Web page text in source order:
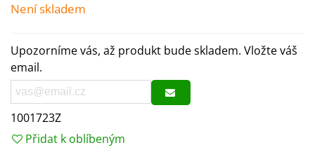
Není skladem
Upozorníme vás, až produkt bude skladem. Vložte váš
email.
1001723Z
Přidat k oblíbeným